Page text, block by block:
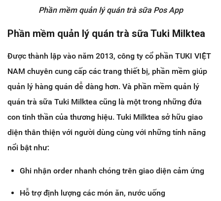
Phần mềm quản lý quán trà sữa Pos App
Phần mềm quản lý quán trà sữa Tuki Milktea
Được thành lập vào năm 2013, công ty cổ phần TUKI VIỆT
NAM chuyên cung cấp các trang thiết bị, phần mềm giúp
quản lý hàng quán dễ dàng hơn. Và phần mềm quản lý
quán trà sữa Tuki Milktea cũng là một trong những đứa
con tinh thần của thương hiệu. Tuki Milktea sở hữu giao
diện thân thiện với người dùng cùng với những tính năng
nổi bật như:
Ghi nhận order nhanh chóng trên giao diện cảm ứng
Hỗ trợ định lượng các món ăn, nước uống